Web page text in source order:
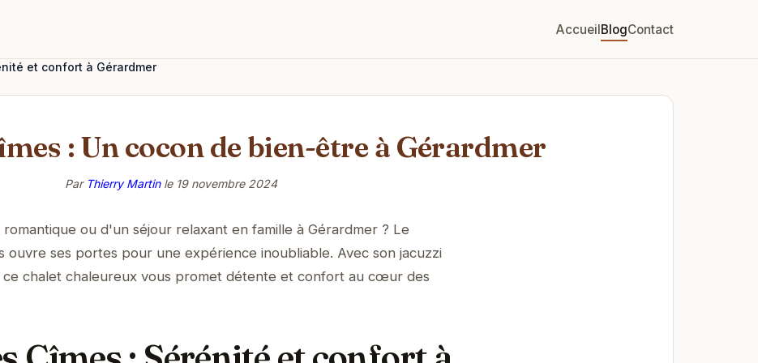
AccueilBlogContact
et confort à Gérardmer
: Un cocon de bien-être à Gérardmer
Par Thierry Martinle 19 novembre 2024
ou d'un séjour relaxant en famille à Gérardmer ? Le
ouvre ses portes pour une expérience inoubliable. Avec son jacuzzi
ce chalet chaleureux vous promet détente et confort au cœur des